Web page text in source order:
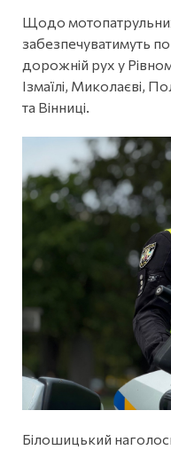
Щодо
забезпечуватимуть
дорожній рух у
Ізмаїлі, Миколаєві,
та Вінниці.
Білошицький